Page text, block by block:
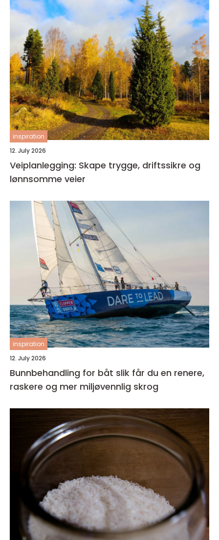
inspiration
12. July 2026
Veiplanlegging: Skape trygge, driftssikre og
lønnsomme veier
inspiration
12. July 2026
Bunnbehandling for båt slik får du en renere,
raskere og mer miljøvennlig skrog